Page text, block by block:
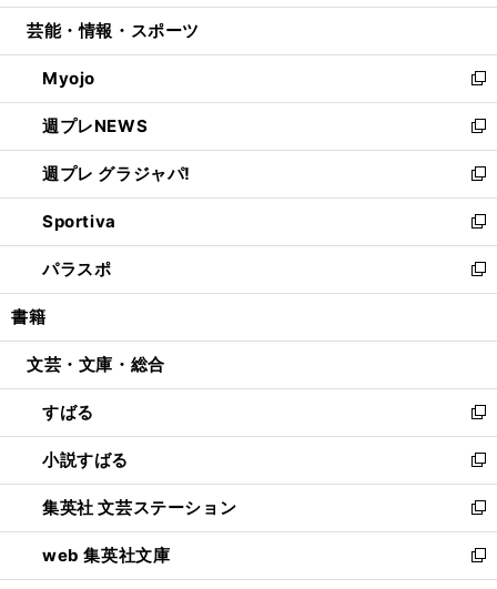
開
ウ
開
く
ン
ウ
で
開
く
ウ
ン
ド
ウ
で
開
く
し
ウ
ィ
ン
ド
ウ
で
開
く
芸能・情報・スポーツ
Myojo
新
し
い
ウ
ィ
ン
ド
ウ
で
開
週プレNEWS
新
し
い
ウ
ィ
ン
ド
ウ
開
週プレ グラジャパ!
新
し
い
ウ
ィ
ン
ウ
開
く
Sportiva
新
し
い
ウ
ン
ウ
で
開
く
パラスポ
新
し
ウ
ン
ド
ウ
で
開
く
書籍
文芸・文庫・総合
すばる
新
し
い
ウ
ィ
ン
ド
ウ
小説すばる
新
し
い
ウ
ィ
ン
集英社 文芸ステーション
新
し
い
ウ
web 集英社文庫
新
し